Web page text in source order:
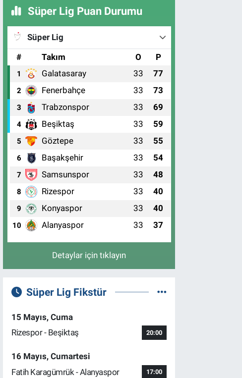
Süper Lig Puan Durumu
Süper Lig
#
Takım O P
1 Galatasaray 33 77
2 Fenerbahçe 33 73
3 Trabzonspor 33 69
4 Beşiktaş 33 59
5 Göztepe 33 55
6 Başakşehir 33 54
7 Samsunspor 33 48
8 Rizespor 33 40
9 Konyaspor 33 40
10 Alanyaspor 33 37
Detaylar için tıklayın
Süper Lig Fikstür
15 Mayıs, Cuma
Rizespor - Beşiktaş
20:00
16 Mayıs, Cumartesi
Fatih Karagümrük - Alanyaspor
17:00